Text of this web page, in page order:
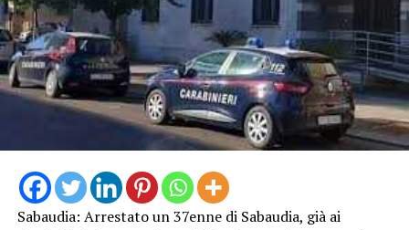
Sabaudia: Arrestato un 37enne di Sabaudia, già ai